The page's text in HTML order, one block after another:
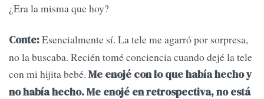
¿Era la misma que hoy?
Conte:Esencialmente sí. La tele me agarró por sorpresa,
no la buscaba. Recién tomé conciencia cuando dejé la tele
con mi hijita bebé. Me enojé con lo que había hecho y
no había hecho. Me enojé en retrospectiva, no está